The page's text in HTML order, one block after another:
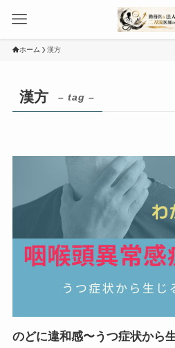
ホーム 漢方
漢方 – tag –
のどに違和感〜うつ症状から